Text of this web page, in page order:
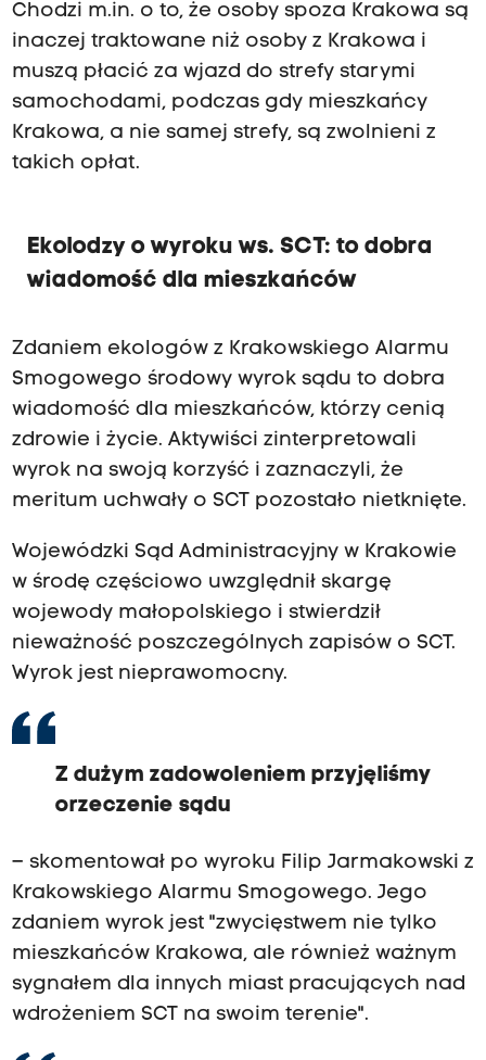
Chodzi m.in. o to, że osoby spoza Krakowa są
inaczej traktowane niż osoby z Krakowa i
muszą płacić za wjazd do strefy starymi
samochodami, podczas gdy mieszkańcy
Krakowa, a nie samej strefy, są zwolnieni z
takich opłat.
Ekolodzy o wyroku ws. SCT: to dobra
wiadomość dla mieszkańców
Zdaniem ekologów z Krakowskiego Alarmu
Smogowego środowy wyrok sądu to dobra
wiadomość dla mieszkańców, którzy cenią
zdrowie i życie. Aktywiści zinterpretowali
wyrok na swoją korzyść i zaznaczyli, że
meritum uchwały o SCT pozostało nietknięte.
Wojewódzki Sąd Administracyjny w Krakowie
w środę częściowo uwzględnił skargę
wojewody małopolskiego i stwierdził
nieważność poszczególnych zapisów o SCT.
Wyrok jest nieprawomocny.
Z dużym zadowoleniem przyjęliśmy
orzeczenie sądu
– skomentował po wyroku Filip Jarmakowski z
Krakowskiego Alarmu Smogowego. Jego
zdaniem wyrok jest "zwycięstwem nie tylko
mieszkańców Krakowa, ale również ważnym
sygnałem dla innych miast pracujących nad
wdrożeniem SCT na swoim terenie".